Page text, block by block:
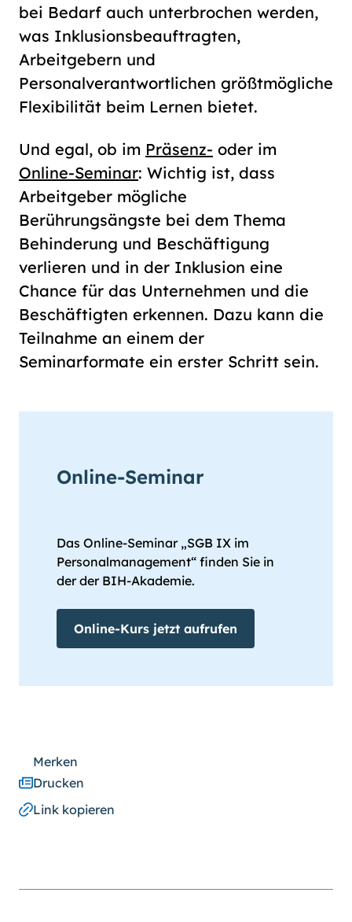
bei Bedarf auch unterbrochen werden,
was Inklusionsbeauftragten,
Arbeitgebern und
Personalverantwortlichen größtmögliche
Flexibilität beim Lernen bietet.
Und egal, ob im Präsenz- oder im
Online-Seminar: Wichtig ist, dass
Arbeitgeber mögliche
Berührungsängste bei dem Thema
Behinderung und Beschäftigung
verlieren und in der Inklusion eine
Chance für das Unternehmen und die
Beschäftigten erkennen. Dazu kann die
Teilnahme an einem der
Seminarformate ein erster Schritt sein.
Online-Seminar
Das Online-Seminar „SGB IX im
Personalmanagement“ finden Sie in
der der BIH-Akademie.
Online-Kurs jetzt aufrufen
Merken
Drucken
Link kopieren